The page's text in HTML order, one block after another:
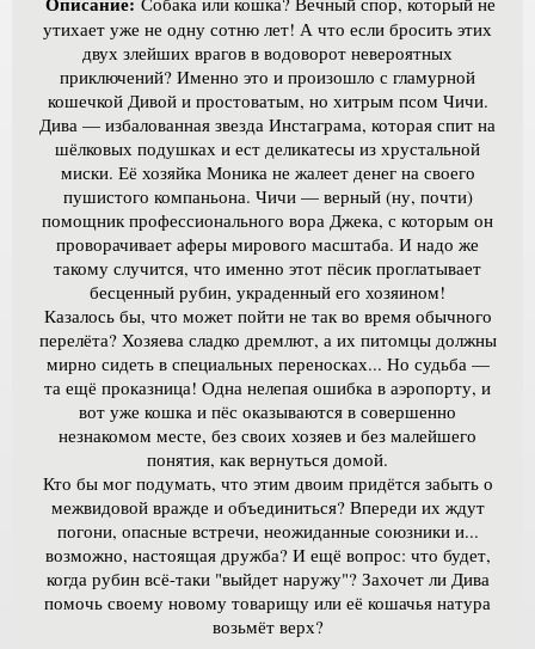
утихает уже не одну сотню лет! А что если бросить этих
двух злейших врагов в водоворот невероятных
приключений? Именно это и произошло с гламурной
кошечкой Дивой и простоватым, но хитрым псом Чичи.
Дива — избалованная звезда Инстаграма, которая спит на
шёлковых подушках и ест деликатесы из хрустальной
миски. Её хозяйка Моника не жалеет денег на своего
пушистого компаньона. Чичи — верный (ну, почти)
помощник профессионального вора Джека, с которым он
проворачивает аферы мирового масштаба. И надо же
такому случится, что именно этот пёсик проглатывает
бесценный рубин, украденный его хозяином!
Казалось бы, что может пойти не так во время обычного
перелёта? Хозяева сладко дремлют, а их питомцы должны
мирно сидеть в специальных переносках... Но судьба —
та ещё проказница! Одна нелепая ошибка в аэропорту, и
вот уже кошка и пёс оказываются в совершенно
незнакомом месте, без своих хозяев и без малейшего
понятия, как вернуться домой.
Кто бы мог подумать, что этим двоим придётся забыть о
межвидовой вражде и объединиться? Впереди их ждут
погони, опасные встречи, неожиданные союзники и...
возможно, настоящая дружба? И ещё вопрос: что будет,
когда рубин всё-таки "выйдет наружу"? Захочет ли Дива
помочь своему новому товарищу или её кошачья натура
возьмёт верх?